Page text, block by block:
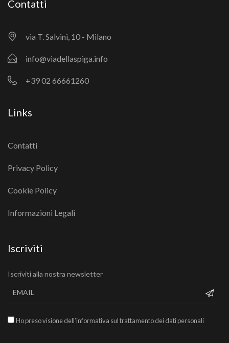
Contatti
via T. Salvini, 10 - Milano
info@viadellaspiga.info
+39 02 66661260
Links
Contatti
Privacy Policy
Cookie Policy
Informazioni Legali
Iscriviti
Iscriviti alla nostra newsletter
Ho preso visione dell’informativa sul trattamento dei dati personali